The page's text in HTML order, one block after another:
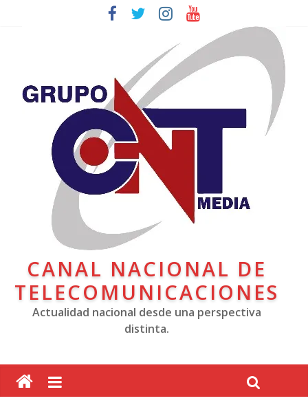
CANAL NACIONAL DE
TELECOMUNICACIONES
Actualidad nacional desde una perspectiva
distinta.